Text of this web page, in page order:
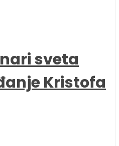
sveta
Kristofa